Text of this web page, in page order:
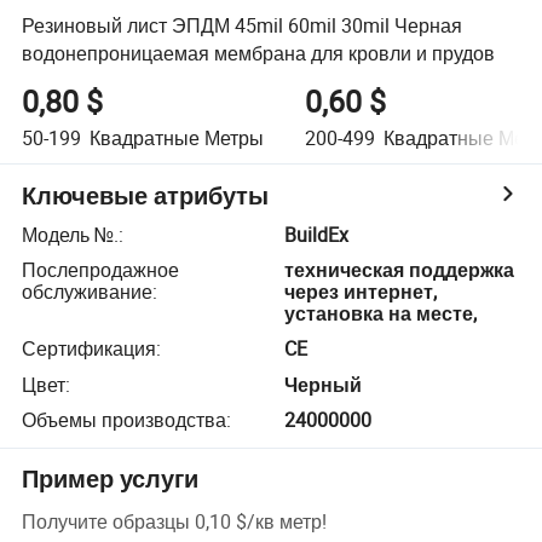
Резиновый лист ЭПДМ 45mil 60mil 30mil Черная
водонепроницаемая мембрана для кровли и прудов
0,80 $
50-199 Квадратные Метры
0,60 $
200-499 Квадратные
Ключевые атрибуты
Модель №.:
BuildEx
Послепродажное
обслуживание:
техническая поддержка
через интернет,
установка на месте,
Сертификация:
CE
Цвет:
Черный
Объемы производства: 24000000
Пример услуги
Получите образцы 0,10 $/кв метр!